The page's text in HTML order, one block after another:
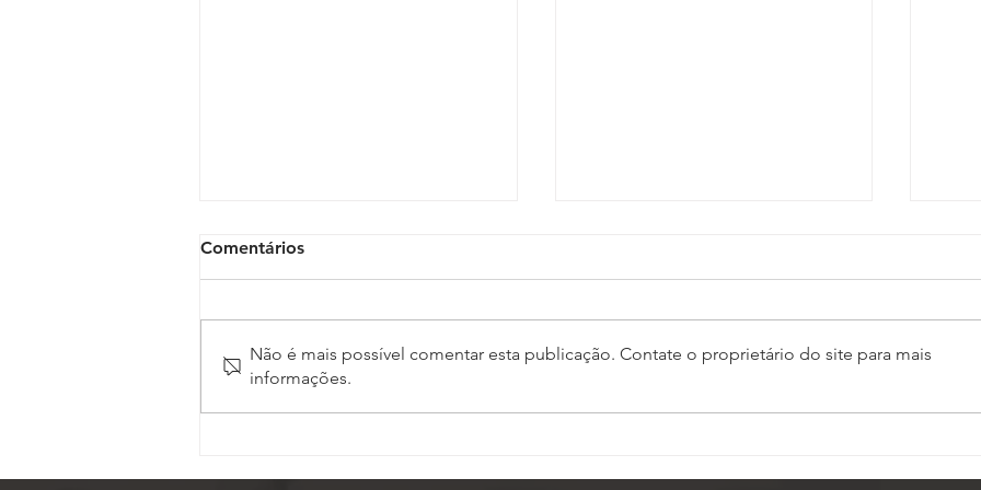
ASSOJAF-GO completa 27
Assembleia da ASSOJAF-
Comentários
Não é mais possível comentar esta publicação. Contate o proprietário do site para mais
informações.